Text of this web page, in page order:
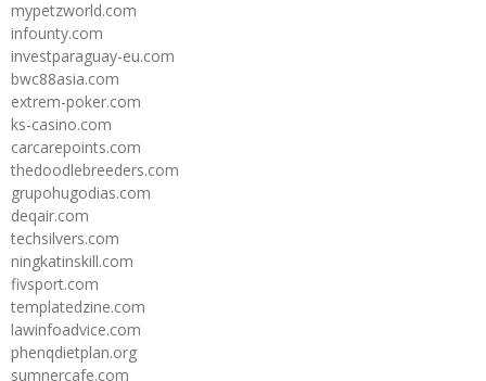
mypetzworld.com
infounty.com
investparaguay-eu.com
bwc88asia.com
extrem-poker.com
ks-casino.com
carcarepoints.com
thedoodlebreeders.com
grupohugodias.com
deqair.com
techsilvers.com
ningkatinskill.com
fivsport.com
templatedzine.com
lawinfoadvice.com
phenqdietplan.org
sumnercafe.com